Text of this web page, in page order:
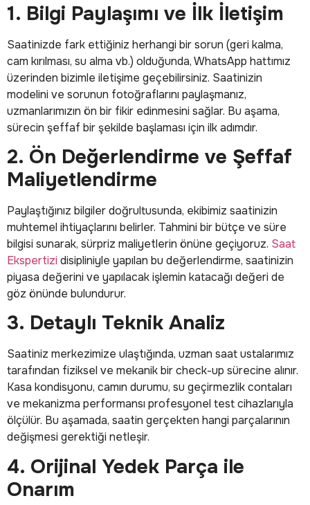
1. Bilgi Paylaşımı ve İlk İletişim
Saatinizde fark ettiğiniz herhangi bir sorun (geri kalma,
cam kırılması, su alma vb.) olduğunda, WhatsApp hattımız
üzerinden bizimle iletişime geçebilirsiniz. Saatinizin
modelini ve sorunun fotoğraflarını paylaşmanız,
uzmanlarımızın ön bir fikir edinmesini sağlar. Bu aşama,
sürecin şeffaf bir şekilde başlaması için ilk adımdır.
2. Ön Değerlendirme ve Şeffaf
Maliyetlendirme
Paylaştığınız bilgiler doğrultusunda, ekibimiz saatinizin
muhtemel ihtiyaçlarını belirler. Tahmini bir bütçe ve süre
bilgisi sunarak, sürpriz maliyetlerin önüne geçiyoruz. Saat
Ekspertizi disipliniyle yapılan bu değerlendirme, saatinizin
piyasa değerini ve yapılacak işlemin katacağı değeri de
göz önünde bulundurur.
3. Detaylı Teknik Analiz
Saatiniz merkezimize ulaştığında, uzman saat ustalarımız
tarafından fiziksel ve mekanik bir check-up sürecine alınır.
Kasa kondisyonu, camın durumu, su geçirmezlik contaları
ve mekanizma performansı profesyonel test cihazlarıyla
ölçülür. Bu aşamada, saatin gerçekten hangi parçalarının
değişmesi gerektiği netleşir.
4. Orijinal Yedek Parça ile
Onarım